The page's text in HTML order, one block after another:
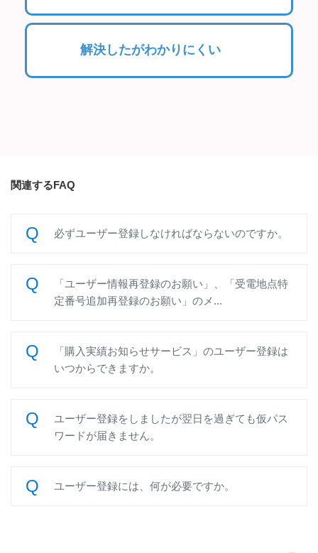
解決したがわかりにくい
関連するFAQ
必ずユーザー登録しなければならないのですか。
「ユーザー情報再登録のお願い」、「受電地点特
定番号追加再登録のお願い」のメ...
「購入実績お知らせサービス」のユーザー登録は
いつからできますか。
ユーザー登録をしましたが翌日を過ぎても仮パス
ワードが届きません。
ユーザー登録には、何が必要ですか。